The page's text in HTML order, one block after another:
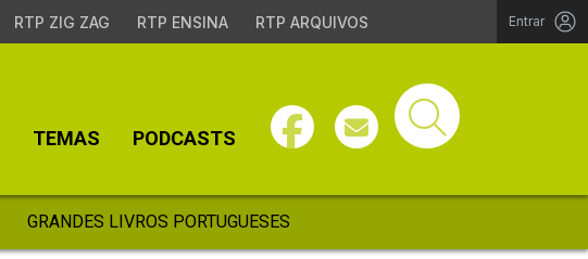
RTP ZIG ZAG RTP ENSINA RTP ARQUIVOS Entrar
TEMAS PODCASTS
GRANDES LIVROS PORTUGUESES